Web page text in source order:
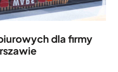
dla firmy